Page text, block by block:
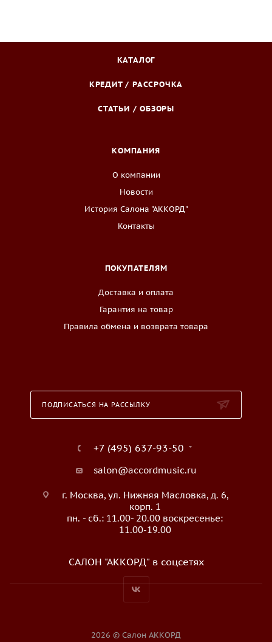
КАТАЛОГ
КРЕДИТ / РАССРОЧКА
СТАТЬИ / ОБЗОРЫ
КОМПАНИЯ
О компании
Новости
История Салона "АККОРД"
Контакты
ПОКУПАТЕЛЯМ
Доставка и оплата
Гарантия на товар
Правила обмена и возврата товара
ПОДПИСАТЬСЯ НА РАССЫЛКУ
+7 (495) 637-93-50
salon@accordmusic.ru
г. Москва, ул. Нижняя Масловка, д. 6,
корп. 1
пн. - сб.: 11.00- 20.00 воскресенье:
11.00-19.00
САЛОН "АККОРД" в соцсетях
2026 © Салон АККОРД